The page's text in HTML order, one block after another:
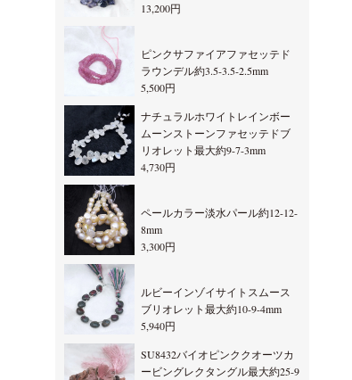
13,200円
ピンクサファイアファセッテド
ラウンデル約3.5-3.5-2.5mm
5,500円
ナチュラルホワイトレインボー
ムーンストーンファセッテドブ
リオレット最大約9-7-3mm
4,730円
ペールカラー淡水パール約12-12-
8mm
3,300円
ルビーインゾイサイトスムース
ブリオレット最大約10-9-4mm
5,940円
SU8432バイオピンククオーツカ
ービングレクタングル最大約25-9